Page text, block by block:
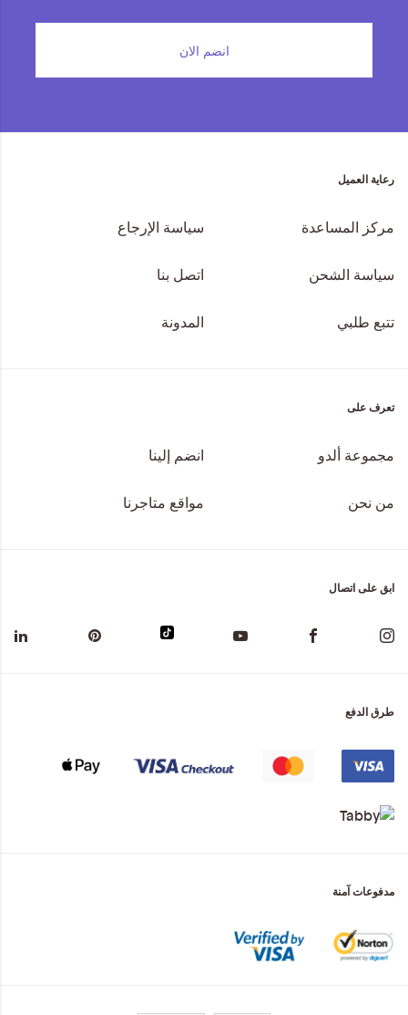
انضم الان
رعاية العميل
مركز المساعدة سياسة الإرجاع
سياسة الشحن اتصل بنا
تتبع طلبي المدونة
تعرف على
مجموعة ألدو انضم إلينا
من نحن مواقع متاجرنا
ابق على اتصال
طرق الدفع
مدفوعات آمنة